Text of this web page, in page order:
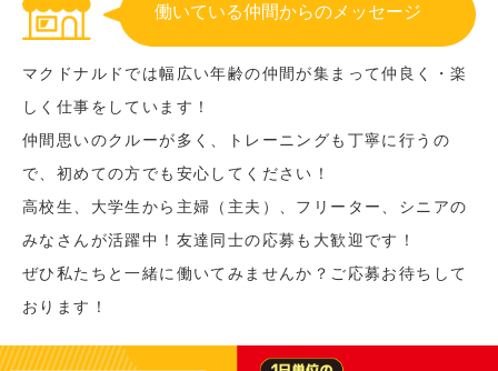
働いている仲間からのメッセージ
マクドナルドでは幅広い年齢の仲間が集まって仲良く・楽
しく仕事をしています！
仲間思いのクルーが多く、トレーニングも丁寧に行うの
で、初めての方でも安心してください！
高校生、大学生から主婦（主夫）、フリーター、シニアの
みなさんが活躍中！友達同士の応募も大歓迎です！
ぜひ私たちと一緒に働いてみませんか？ご応募お待ちして
おります！